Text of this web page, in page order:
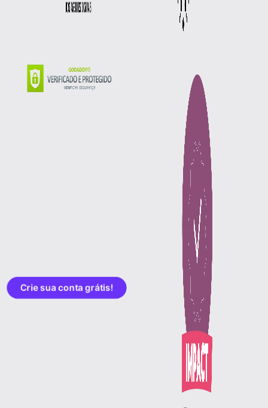
Crie sua conta grátis!